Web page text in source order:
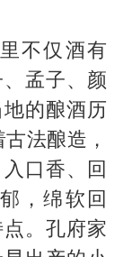
不仅酒有
孟子、颜
的酿酒历
法酿造，
口香、回
，绵软回
。孔府家